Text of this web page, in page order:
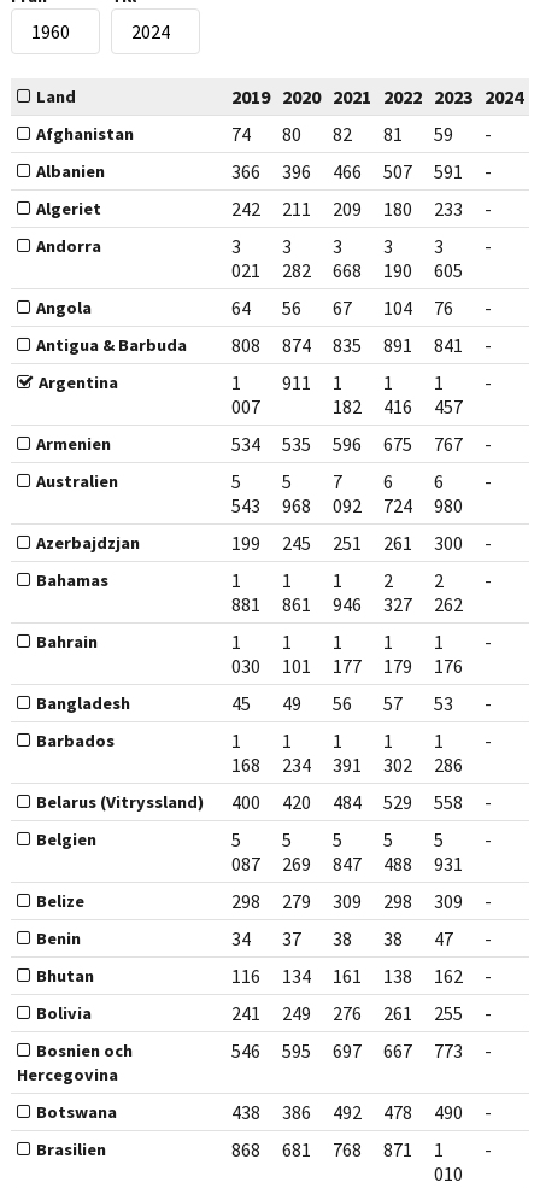
Land 2019 2020 2021 2022 2023 2024
Afghanistan 74 80 82 81 59 -
Albanien 366 396 466 507 591 -
Algeriet 242 211 209 180 233 -
Andorra
3
021
3
282
3
668
3
190
3
605
-
Angola 64 56 67 104 76 -
Antigua & Barbuda 808 874 835 891 841 -
Argentina
1
007
911
1
182
1
416
1
457
-
Armenien 534 535 596 675 767 -
Australien
5
543
5
968
7
092
6
724
6
980
-
Azerbajdzjan 199 245 251 261 300 -
Bahamas
1
881
1
861
1
946
2
327
2
262
-
Bahrain
1
030
1
101
1
177
1
179
1
176
-
Bangladesh 45 49 56 57 53 -
Barbados
1
168
1
234
1
391
1
302
1
286
-
Belarus (Vitryssland) 400 420 484 529 558 -
Belgien
5
087
5
269
5
847
5
488
5
931
-
Belize 298 279 309 298 309 -
Benin 34 37 38 38 47 -
Bhutan 116 134 161 138 162 -
Bolivia 241 249 276 261 255 -
Bosnien och
Hercegovina
546 595 697 667 773 -
Botswana 438 386 492 478 490 -
Brasilien 868 681 768 871
1
010
-